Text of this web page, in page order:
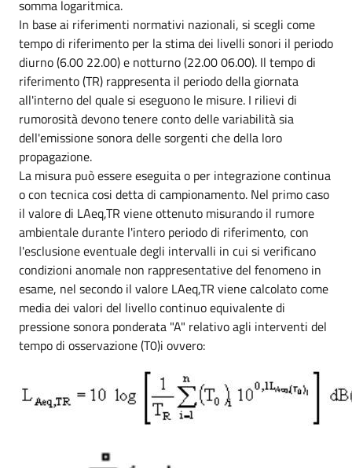
somma logaritmica.
In base ai riferimenti normativi nazionali, si scegli come
tempo di riferimento per la stima dei livelli sonori il periodo
diurno (6.00 22.00) e notturno (22.00 06.00). Il tempo di
riferimento (TR) rappresenta il periodo della giornata
all'interno del quale si eseguono le misure. I rilievi di
rumorosità devono tenere conto delle variabilità sia
dell'emissione sonora delle sorgenti che della loro
propagazione.
La misura può essere eseguita o per integrazione continua
o con tecnica cosi detta di campionamento. Nel primo caso
il valore di LAeq,TR viene ottenuto misurando il rumore
ambientale durante l'intero periodo di riferimento, con
l'esclusione eventuale degli intervalli in cui si verificano
condizioni anomale non rappresentative del fenomeno in
esame, nel secondo il valore LAeq,TR viene calcolato come
media dei valori del livello continuo equivalente di
pressione sonora ponderata "A" relativo agli interventi del
tempo di osservazione (T0)i ovvero: